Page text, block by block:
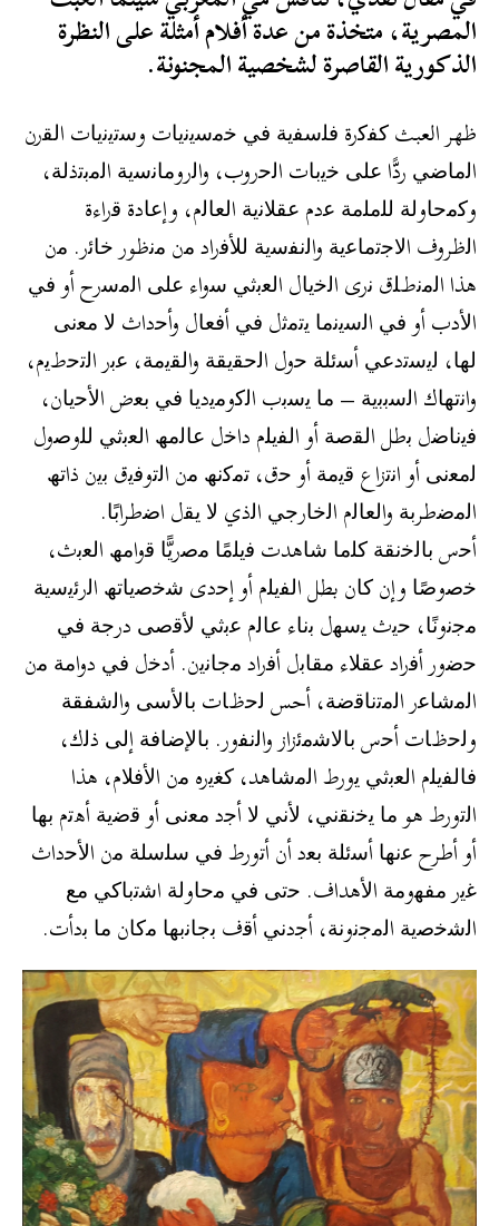
المصرية، متخذة من عدة أفلام أمثلة على النظرة
الذكورية القاصرة لشخصية المجنونة.
ظهر العبث ﻛﻔﻛرة ﻓﻠﺳﻔﯾﺔ ﻓﻲ ﺧﻣﺳﯾﻧﯾﺎت وﺳﺗﯾﻧﯾﺎت اﻟﻘرن
اﻟﻣﺎﺿﻲ ردًّا ﻋﻠﻰ ﺧﯾﺑﺎت اﻟﺣروب، واﻟروﻣﺎﻧﺳﯾﺔ اﻟﻣﺑﺗذﻟﺔ،
وﻛﻣﺣﺎوﻟﺔ ﻟﻠﻣﻠﻣﺔ ﻋدم ﻋﻘﻼﻧﯾﺔ اﻟﻌﺎﻟم، وإﻋﺎدة ﻗراءة
اﻟظروف اﻻﺟﺗﻣﺎﻋﯾﺔ واﻟﻧﻔﺳﯾﺔ ﻟﻸﻓراد ﻣن ﻣﻧظور ﺧﺎﺋر. ﻣن
ھذا اﻟﻣﻧطﻠق ﻧرى اﻟﺧﯾﺎل اﻟﻌﺑﺛﻲ ﺳواء ﻋﻠﻰ اﻟﻣﺳرح أو ﻓﻲ
اﻷدب أو ﻓﻲ اﻟﺳﯾﻧﻣﺎ ﯾﺗﻣﺛل ﻓﻲ أﻓﻌﺎل وأﺣداث ﻻ ﻣﻌﻧﻰ
ﻟﮭﺎ، ﻟﯾﺳﺗدﻋﻲ أﺳﺋﻠﺔ ﺣول اﻟﺣﻘﯾﻘﺔ واﻟﻘﯾﻣﺔ، ﻋﺑر اﻟﺗﺣطﯾم،
واﻧﺗﮭﺎك اﻟﺳﺑﺑﯾﺔ – ﻣﺎ ﯾﺳﺑب اﻟﻛوﻣﯾدﯾﺎ ﻓﻲ ﺑﻌض اﻷﺣﯾﺎن،
ﻓﯾﻧﺎﺿل ﺑطل اﻟﻘﺻﺔ أو اﻟﻔﯾﻠم داﺧل ﻋﺎﻟﻣﮫ اﻟﻌﺑﺛﻲ ﻟﻠوﺻول
ﻟﻣﻌﻧﻰ أو اﻧﺗزاع ﻗﯾﻣﺔ أو ﺣق، ﺗﻣﻛﻧﮫ ﻣن اﻟﺗوﻓﯾق ﺑﯾن ذاﺗﮫ
اﻟﻣﺿطرﺑﺔ واﻟﻌﺎﻟم اﻟﺧﺎرﺟﻲ اﻟذي ﻻ ﯾﻘل اﺿطراﺑًﺎ.
أﺣس ﺑﺎﻟﺧﻧﻘﺔ ﻛﻠﻣﺎ ﺷﺎھدت ﻓﯾﻠﻣًﺎ ﻣﺻرﯾًّﺎ ﻗواﻣﮫ اﻟﻌﺑث،
ﺧﺻوﺻًﺎ وإن ﻛﺎن بطل اﻟﻔﯾﻠم أو إﺣدى ﺷﺧﺻﯾﺎﺗﮫ اﻟرﺋﯾﺳﯾﺔ
ﻣﺟﻧوﻧًﺎ، ﺣﯾث ﯾﺳﮭل ﺑﻧﺎء ﻋﺎﻟم ﻋﺑﺛﻲ ﻷﻗﺻﻰ درﺟﺔ ﻓﻲ
ﺣﺿور أﻓراد ﻋﻘﻼء ﻣﻘﺎﺑل أﻓراد ﻣﺟﺎﻧﯾن. أدﺧل ﻓﻲ دواﻣﺔ ﻣن
اﻟﻣﺷﺎﻋر اﻟﻣﺗﻧﺎﻗﺿﺔ، أحس ﻟﺣظﺎت ﺑﺎﻷﺳﻰ واﻟﺷﻔﻘﺔ
وﻟﺣظﺎت أﺣس ﺑﺎﻻﺷﻣﺋزاز واﻟﻧﻔور. ﺑﺎﻹﺿﺎﻓﺔ إﻟﻰ ذﻟك،
ﻓﺎﻟﻔﯾﻠم اﻟﻌﺑﺛﻲ ﯾورط اﻟﻣﺷﺎھد، ﻛﻐﯾره ﻣن اﻷﻓﻼم، ھذا
اﻟﺗورط ھو ﻣﺎ ﯾﺧﻧﻘﻧﻲ، ﻷﻧﻲ ﻻ أﺟد ﻣﻌﻧﻰ أو ﻗﺿﯾﺔ أھﺗم ﺑﮭﺎ
أو أطرح ﻋﻧﮭﺎ أﺳﺋﻠﺔ ﺑﻌد أن أﺗورط ﻓﻲ ﺳﻠﺳﻠﺔ ﻣن اﻷﺣداث
ﻏﯾر ﻣﻔﮭوﻣﺔ اﻷھداف. ﺣﺗﻰ ﻓﻲ ﻣﺣﺎوﻟﺔ اﺷﺗﺑﺎﻛﻲ ﻣﻊ
اﻟﺷﺧﺻﯾﺔ اﻟﻣﺟﻧوﻧﺔ، أﺟدﻧﻲ أﻗف ﺑﺟﺎﻧﺑﮭﺎ ﻣﻛﺎن ﻣﺎ ﺑدأت.